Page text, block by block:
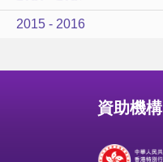
2015 - 2016
資助機構